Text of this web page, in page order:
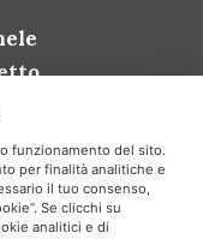
funzionamento del sito.
per finalità analitiche e
il tuo consenso,
Se clicchi su
analitici e di